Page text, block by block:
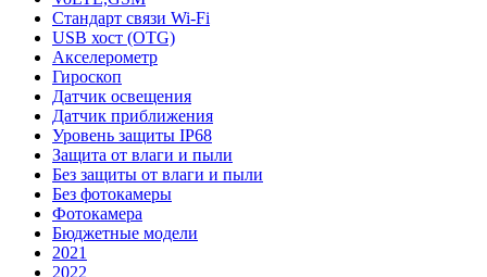
Стандарт связи Wi-Fi
USB хост (OTG)
Акселерометр
Гироскоп
Датчик освещения
Датчик приближения
Уровень защиты IP68
Защита от влаги и пыли
Без защиты от влаги и пыли
Без фотокамеры
Фотокамера
Бюджетные модели
2021
2022